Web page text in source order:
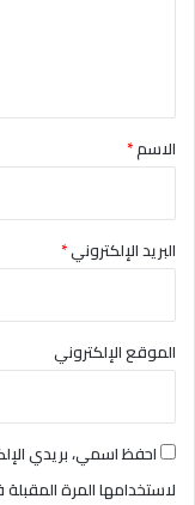
*الاسم*
البريد الإلكتروني*
الموقع الإلكتروني
احفظ اسمي، بريدي
لاستخدامها المرة